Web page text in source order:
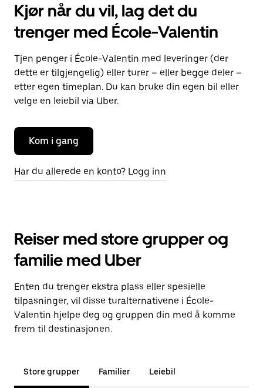
Kjør når du vil, lag det du
trenger med École-Valentin
Tjen penger i École-Valentin med leveringer (der
dette er tilgjengelig) eller turer – eller begge deler –
etter egen timeplan. Du kan bruke din egen bil eller
velge en leiebil via Uber.
Kom i gang
Har du allerede en konto? Logg inn
Reiser med store grupper og
familie med Uber
Enten du trenger ekstra plass eller spesielle
tilpasninger, vil disse turalternativene i École-
Valentin hjelpe deg og gruppen din med å komme
frem til destinasjonen.
Store grupper Familier Leiebil